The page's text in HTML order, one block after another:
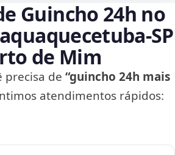
Guincho 24h no
de Mim
precisa de “guincho 24h mais
atendimentos rápidos: